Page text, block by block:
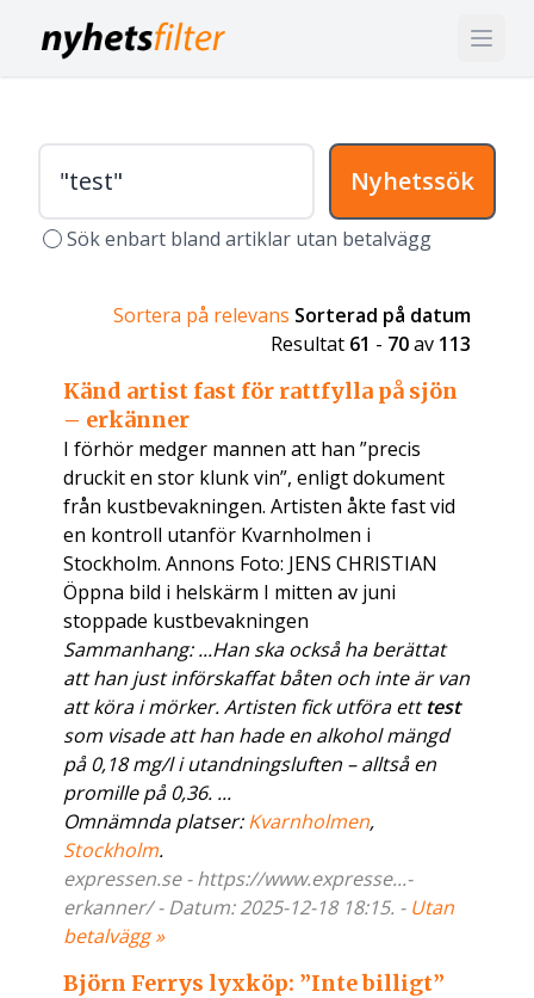
Nyhetssök
Sök enbart bland artiklar utan betalvägg
Sortera på relevans Sorterad på datum
Resultat 61 - 70av 113
Känd artist fast för rattfylla på sjön
– erkänner
I förhör medger mannen att han ”precis
druckit en stor klunk vin”, enligt dokument
från kustbevakningen. Artisten åkte fast vid
en kontroll utanför Kvarnholmen i
Stockholm. Annons Foto: JENS CHRISTIAN
Öppna bild i helskärm I mitten av juni
stoppade kustbevakningen
Sammanhang: ...Han ska också ha berättat
att han just införskaffat båten och inte är van
att köra i mörker. Artisten fick utföra etttest
som visade att han hade en alkohol mängd
på 0,18 mg/l i utandningsluften – alltså en
promille på 0,36. ...
Omnämnda platser:Kvarnholmen,
Stockholm.
expressen.se - https://www.expresse...-
erkanner/ - Datum: 2025-12-18 18:15. - Utan
betalvägg »
Björn Ferrys lyxköp: ”Inte billigt”